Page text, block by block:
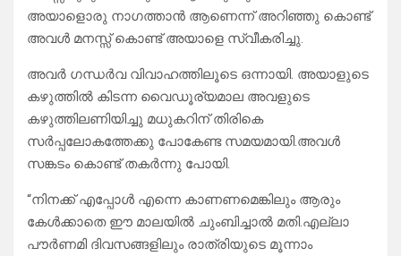
അയാളൊരു നാഗത്താൻ ആണെന്ന് അറിഞ്ഞു കൊണ്ട്
അവൾ മനസ്സ് കൊണ്ട് അയാളെ സ്വീകരിച്ചു.
അവർ ഗന്ധർവ വിവാഹത്തിലൂടെ ഒന്നായി. അയാളുടെ
കഴുത്തിൽ കിടന്ന വൈഡൂര്യമാല അവളുടെ
കഴുത്തിലണിയിച്ചു മധുകറിന് തിരികെ
സർപ്പലോകത്തേക്കു പോകേണ്ട സമയമായി.അവൾ
സങ്കടം കൊണ്ട് തകർന്നു പോയി.
“നിനക്ക് എപ്പോൾ എന്നെ കാണണമെങ്കിലും ആരും
കേൾക്കാതെ ഈ മാലയിൽ ചുംബിച്ചാൽ മതി.എല്ലാ
പൗർണമി ദിവസങ്ങളിലും രാത്രിയുടെ മൂന്നാം